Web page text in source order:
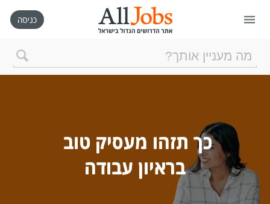
דף הבית
ניהול החיפושים שלי
רכישת AllJobs VIP
כך תזהו מעסיק טוב
בראיון עבודה